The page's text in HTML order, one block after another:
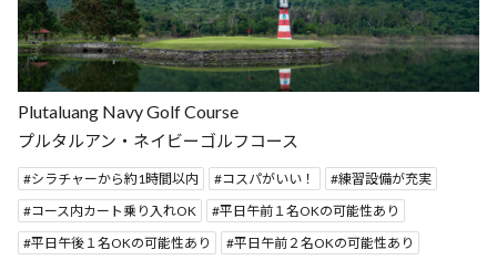
Plutaluang Navy Golf Course
プルタルアン・ネイビーゴルフコース
シラチャーから約1時間以内 コスパがいい！
練習設備が充実
コース内カート乗り入れOK
平日午前１名OKの可能性あり
平日午後１名OKの可能性あり
平日午前２名OKの可能性あり